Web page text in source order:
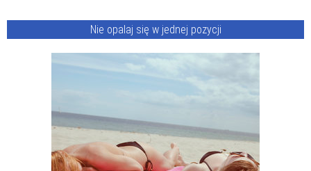
Nie opalaj się w jednej pozycji